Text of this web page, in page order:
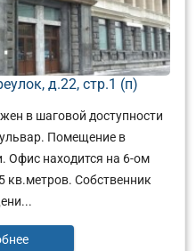
д.22, стр.1 (п)
в шаговой доступности
Помещение в
Офис находится на 6-ом
Собственник